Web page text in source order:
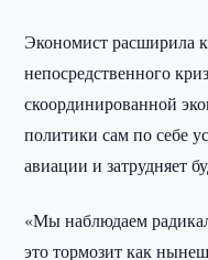
Экономист расширила
непосредственного
скоординированной
политики сам по себе
авиации и затрудняет
«Мы наблюдаем
это тормозит как